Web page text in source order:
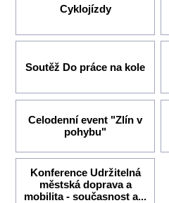
Cyklojízdy
Soutěž Do práce na kole
Celodenní event "Zlín v
pohybu"
Konference Udržitelná
městská doprava a
mobilita - současnost a...